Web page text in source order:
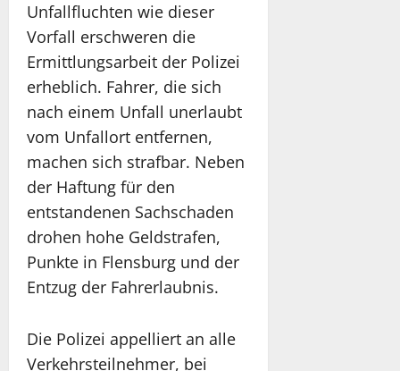
Unfallfluchten wie dieser
Vorfall erschweren die
Ermittlungsarbeit der Polizei
erheblich. Fahrer, die sich
nach einem Unfall unerlaubt
vom Unfallort entfernen,
machen sich strafbar. Neben
der Haftung für den
entstandenen Sachschaden
drohen hohe Geldstrafen,
Punkte in Flensburg und der
Entzug der Fahrerlaubnis.
Die Polizei appelliert an alle
Verkehrsteilnehmer, bei